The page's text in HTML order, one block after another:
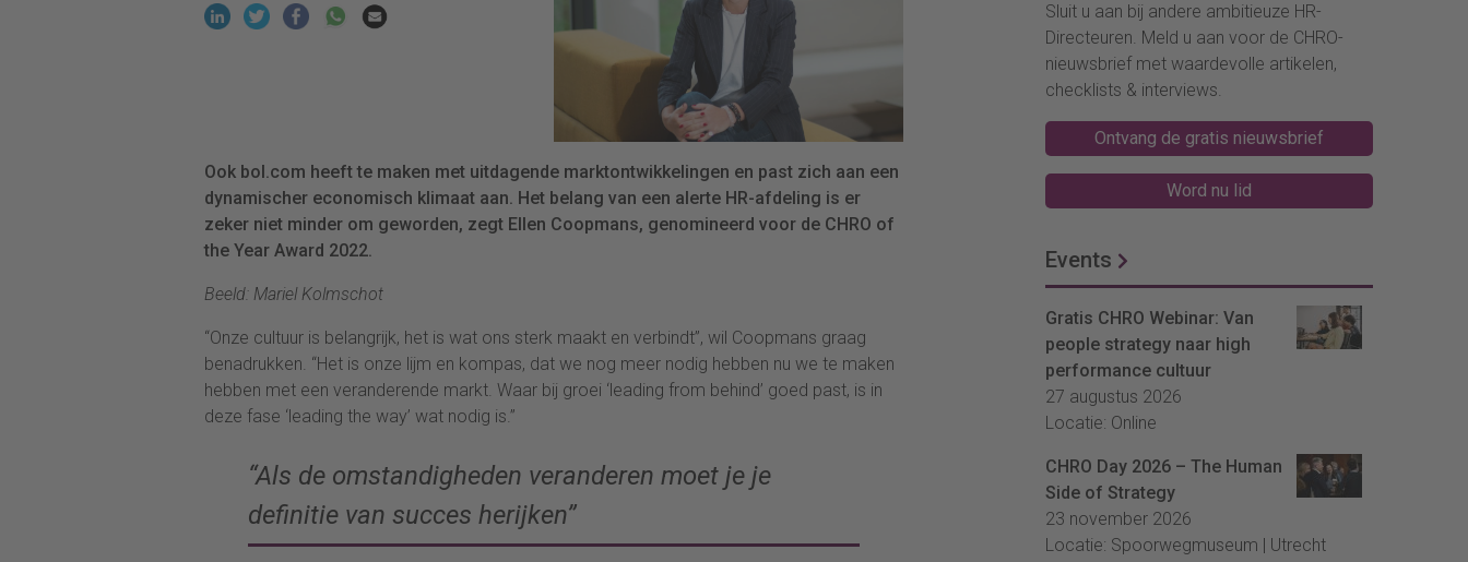
Ook bol.com heeft te maken met uitdagende marktontwikkelingen en past zich aan een
dynamischer economisch klimaat aan. Het belang van een alerte HR-afdeling is er
zeker niet minder om geworden, zegt Ellen Coopmans, genomineerd voor de CHRO of
the Year Award 2022.
Beeld: Mariel Kolmschot
“Onze cultuur is belangrijk, het is wat ons sterk maakt en verbindt”, wil Coopmans graag
benadrukken. “Het is onze lijm en kompas, dat we nog meer nodig hebben nu we te maken
hebben met een veranderende markt. Waar bij groei ‘leading from behind’ goed past, is in
deze fase ‘leading the way’ wat nodig is.”
“Als de omstandigheden veranderen moet je je
definitie van succes herijken”
Sluit u aan bij andere ambitieuze HR-
Directeuren. Meld u aan voor de CHRO-
nieuwsbrief met waardevolle artikelen,
checklists & interviews.
Ontvang de gratis nieuwsbrief
Word nu lid
Events
Gratis CHRO Webinar: Van
people strategy naar high
performance cultuur
27 augustus 2026
Locatie: Online
CHRO Day 2026 – The Human
Side of Strategy
23 november 2026
Locatie: Spoorwegmuseum | Utrecht